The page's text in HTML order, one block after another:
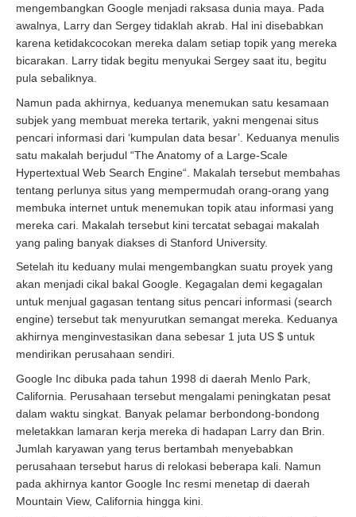
mengembangkan Google menjadi raksasa dunia maya. Pada
awalnya, Larry dan Sergey tidaklah akrab. Hal ini disebabkan
karena ketidakcocokan mereka dalam setiap topik yang mereka
bicarakan. Larry tidak begitu menyukai Sergey saat itu, begitu
pula sebaliknya.
Namun pada akhirnya, keduanya menemukan satu kesamaan
subjek yang membuat mereka tertarik, yakni mengenai situs
pencari informasi dari ‘kumpulan data besar’. Keduanya menulis
satu makalah berjudul “The Anatomy of a Large-Scale
Hypertextual Web Search Engine“. Makalah tersebut membahas
tentang perlunya situs yang mempermudah orang-orang yang
membuka internet untuk menemukan topik atau informasi yang
mereka cari. Makalah tersebut kini tercatat sebagai makalah
yang paling banyak diakses di Stanford University.
Setelah itu keduany mulai mengembangkan suatu proyek yang
akan menjadi cikal bakal Google. Kegagalan demi kegagalan
untuk menjual gagasan tentang situs pencari informasi (search
engine) tersebut tak menyurutkan semangat mereka. Keduanya
akhirnya menginvestasikan dana sebesar 1 juta US $ untuk
mendirikan perusahaan sendiri.
Google Inc dibuka pada tahun 1998 di daerah Menlo Park,
California. Perusahaan tersebut mengalami peningkatan pesat
dalam waktu singkat. Banyak pelamar berbondong-bondong
meletakkan lamaran kerja mereka di hadapan Larry dan Brin.
Jumlah karyawan yang terus bertambah menyebabkan
perusahaan tersebut harus di relokasi beberapa kali. Namun
pada akhirnya kantor Google Inc resmi menetap di daerah
Mountain View, California hingga kini.